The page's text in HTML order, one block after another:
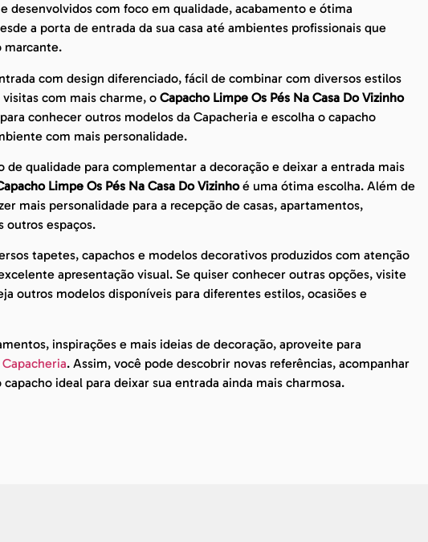
desenvolvidos com foco em qualidade, acabamento e ótima
a porta de entrada da sua casa até ambientes profissionais que
marcante.
com design diferenciado, fácil de combinar com diversos estilos
com mais charme, o Capacho Limpe Os Pés Na Casa Do Vizinho
conhecer outros modelos da Capacheria e escolha o capacho
com mais personalidade.
de qualidade para complementar a decoração e deixar a entrada mais
Limpe Os Pés Na Casa Do Vizinhoé uma ótima escolha. Além de
mais personalidade para a recepção de casas, apartamentos,
outros espaços.
tapetes, capachos e modelos decorativos produzidos com atenção
apresentação visual. Se quiser conhecer outras opções, visite
outros modelos disponíveis para diferentes estilos, ocasiões e
inspirações e mais ideias de decoração, aproveite para
. Assim, você pode descobrir novas referências, acompanhar
ideal para deixar sua entrada ainda mais charmosa.